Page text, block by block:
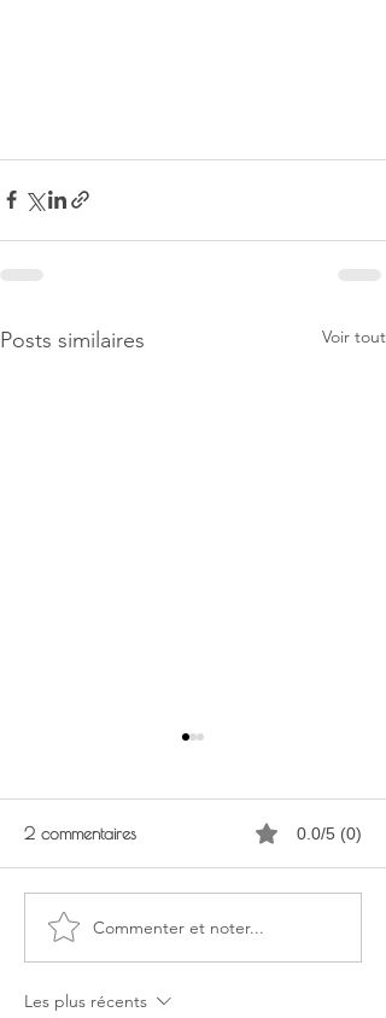
Posts similaires Voir tout
Les Plages du débarquement
sont inscrites au Patrimoine
2 commentaires 0.0/5 (0)
Commenter et noter...
Les plus récents